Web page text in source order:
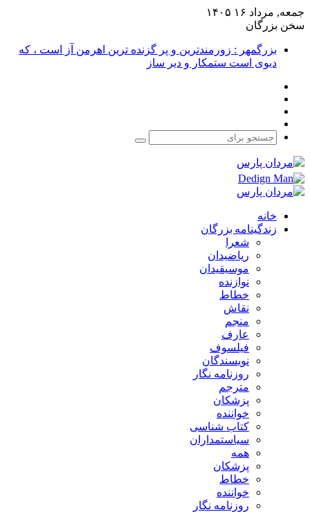
جمعه, مرداد ۱۶ ۱۴۰۵
سخن بزرگان
بزرگمهر : زورمندترین و پر گزنده ترین اهرمن آز است ، که
دیوی است ستمکار و دیر ساز
جستجو
خانه
زندگینامه بزرگان
شعرا
ریاضیدان
موسیقیدان
نوازنده
خطاط
نقاش
منجم
عارف
فیلسوف
نویسندگان
روزنامه نگار
مترجم
پزشکان
خواننده
کتاب شناسی
سیاستمداران
همه
پزشکان
خطاط
خواننده
روزنامه نگار